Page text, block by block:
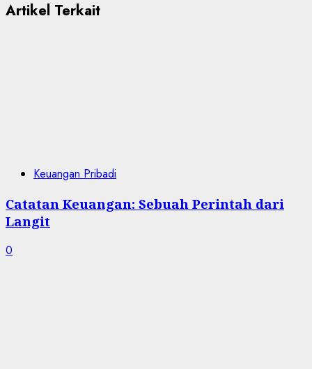
Artikel Terkait
Keuangan Pribadi
Catatan Keuangan: Sebuah Perintah dari
Langit
0